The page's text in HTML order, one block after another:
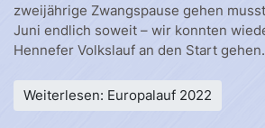
zweijährige Zwangspause gehen
Juni endlich soweit – wir konnten
Hennefer Volkslauf an den Start gehen.
Weiterlesen: Europalauf 2022